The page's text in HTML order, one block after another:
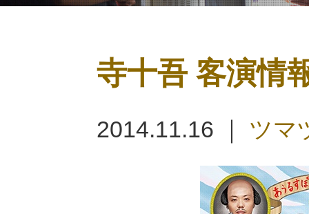
寺十吾 客演情
2014.11.16 ｜ ツマ